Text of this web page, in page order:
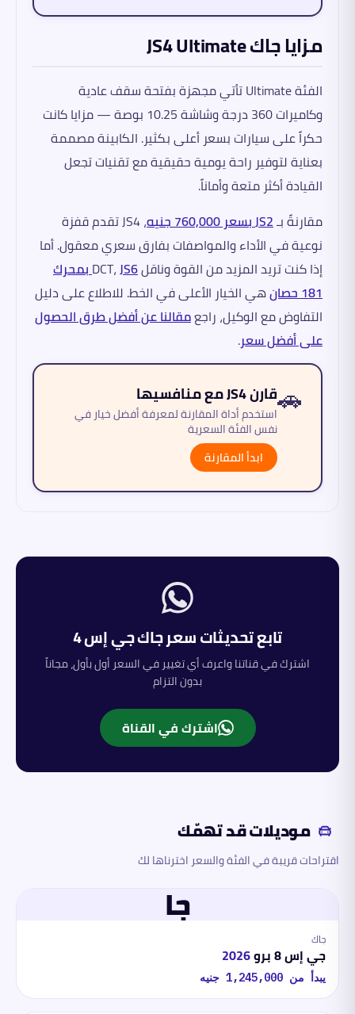
مزايا جاك JS4 Ultimate
الفئة Ultimate تأتي مجهزة بفتحة سقف عادية
وكاميرات 360 درجة وشاشة 10.25 بوصة — مزايا كانت
حكراً على سيارات بسعر أعلى بكثير. الكابينة مصممة
بعناية لتوفير راحة يومية حقيقية مع تقنيات تجعل
القيادة أكثر متعة وأماناً.
مقارنةً بـJS2 بسعر 760,000 جنيه
، JS4 تقدم قفزة
نوعية في الأداء والمواصفات بفارق سعري معقول. أما
إذا كنت تريد المزيد من القوة وناقل DCT،
JS6 بمحرك
181 حصان
هي الخيار الأعلى في الخط. للاطلاع على دليل
التفاوض مع الوكيل، راجعمقالنا عن أفضل طرق الحصول
على أفضل سعر.
🚗قارن JS4 مع منافسيها
استخدم أداة المقارنة لمعرفة أفضل خيار في
نفس الفئة السعرية
ابدأ المقارنة
تابع تحديثات سعرجاكجي إس 4
اشترك في قناتنا واعرف أي تغيير في السعر أول بأول، مجاناً
بدون التزام
اشترك في القناة
موديلات قد تهمّك
اقتراحات قريبة في الفئة والسعر اخترناها لك
جا
جاك
جي إس 8 برو 2026
يبدأ من 1,245,000 جنيه